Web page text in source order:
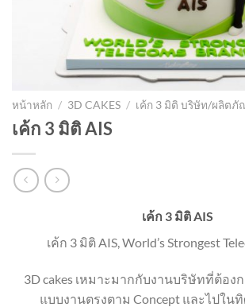
หน้าหลัก / 3D CAKES / เค้ก 3 มิติ บริษัท/ผลิต
เค้ก 3 มิติ AIS
เค้ก 3 มิติ AIS
เค้ก 3 มิติ AIS, World’s Strongest
3D cakes เหมาะมากกับงานบริษัทที่ต้อง
แบบงานตรงตาม Concept และไปใน